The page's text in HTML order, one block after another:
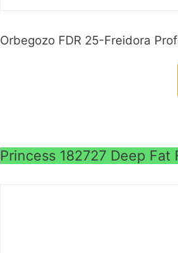
Orbegozo FDR 25-Freidora
Princess 182727 Deep